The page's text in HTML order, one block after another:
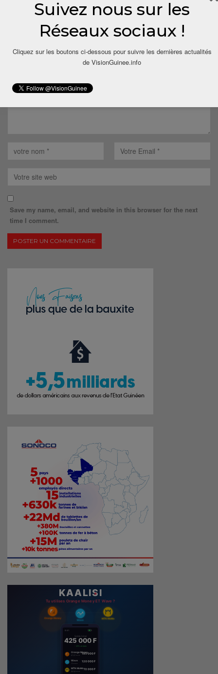
Save my name, email, and website in this browser for the next
time I comment.
Suivez nous sur les
Réseaux sociaux !
Cliquez sur les boutons ci-dessous pour suivre les dernières actualités
de VisionGuinee.info